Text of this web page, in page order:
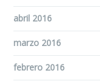
abril 2016
marzo 2016
febrero 2016